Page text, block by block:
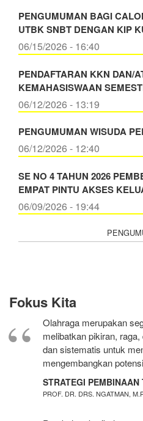
PENGUMUMAN BAGI
UTBK SNBT DENGAN KIP
06/15/2026 - 16:40
PENDAFTARAN KKN DAN/
KEMAHASISWAAN
06/12/2026 - 13:19
PENGUMUMAN WISUDA
06/12/2026 - 12:40
SE NO 4 TAHUN 2026
EMPAT PINTU AKSES
06/09/2026 - 19:44
Fokus Kita
Olahraga merupakan
melibatkan pikiran,
dan sistematis untuk
mengembangkan
STRATEGI PEMBINAAN
PROF. DR. DRS. NGATMAN,